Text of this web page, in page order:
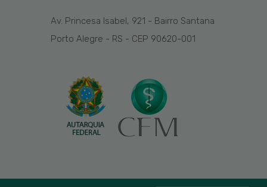
Av. Princesa Isabel, 921 - Bairro Santana
Porto Alegre - RS - CEP 90620-001